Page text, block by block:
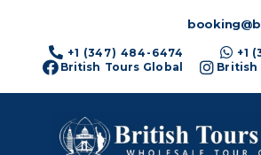
+1 (347) 484-6474
+1
British Tours Global
British